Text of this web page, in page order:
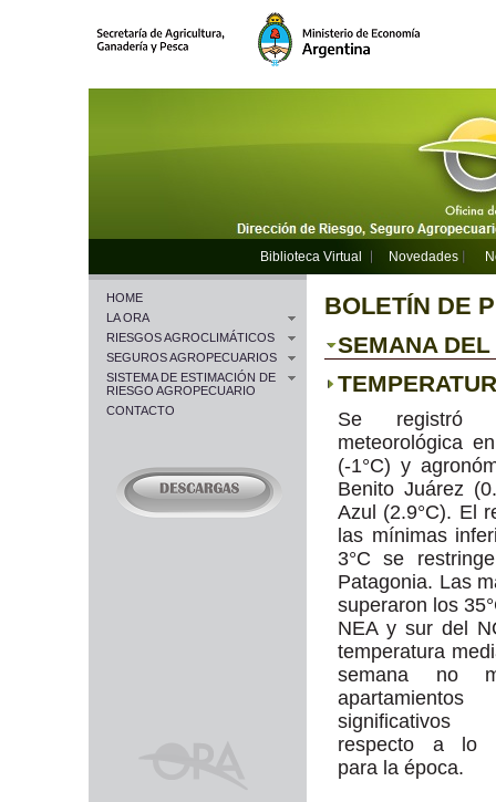
Biblioteca Virtual Novedades
HOME
LA ORA
RIESGOS AGROCLIMÁTICOS
SEGUROS AGROPECUARIOS
SISTEMA DE ESTIMACIÓN DE
RIESGO AGROPECUARIO
CONTACTO
BOLETÍN DE
SEMANA
Se registró
meteorológica
(-1°C) y
Benito Juárez
Azul (2.9°C). El
las mínimas
3°C se
Patagonia. Las
superaron los
NEA y sur del
temperatura
semana no
apartamientos
respecto a lo
para la época.